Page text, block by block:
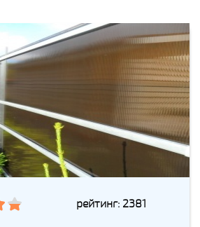
рейтинг: 2381